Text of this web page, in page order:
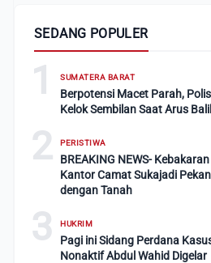
SEDANG POPULER
1 SUMATERA BARAT
Berpotensi Macet Parah,
Kelok Sembilan Saat Arus
2 PERISTIWA
BREAKING NEWS-
Kantor Camat Sukajadi
dengan Tanah
3 HUKRIM
Pagi ini Sidang Perdana
Nonaktif Abdul Wahid Digelar